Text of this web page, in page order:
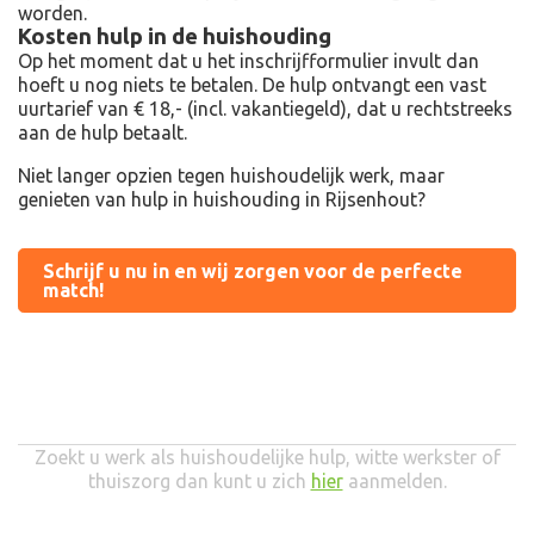
worden.
Kosten hulp in de huishouding
Op het moment dat u het inschrijfformulier invult dan
hoeft u nog niets te betalen. De hulp ontvangt een vast
uurtarief van € 18,- (incl. vakantiegeld), dat u rechtstreeks
aan de hulp betaalt.
Niet langer opzien tegen huishoudelijk werk, maar
genieten van hulp in huishouding in Rijsenhout?
Schrijf u nu in en wij zorgen voor de perfecte
match!
Zoekt u werk als huishoudelijke hulp, witte werkster of
thuiszorg dan kunt u zich hieraanmelden.